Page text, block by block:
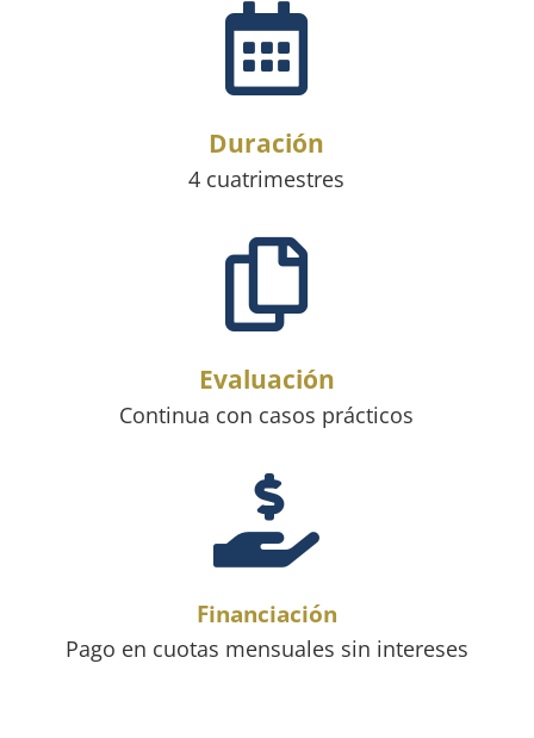

Duración
4 cuatrimestres

Evaluación
Continua con casos prácticos

Financiación
Pago en cuotas mensuales sin intereses